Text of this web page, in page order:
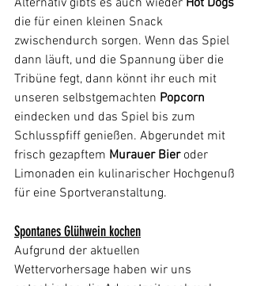
Alternativ gibts es auch wieder Hot Dogs
die für einen kleinen Snack
zwischendurch sorgen. Wenn das Spiel
dann läuft, und die Spannung über die
Tribüne fegt, dann könnt ihr euch mit
unseren selbstgemachten Popcorn
eindecken und das Spiel bis zum
Schlusspfiff genießen. Abgerundet mit
frisch gezapftem Murauer Bier oder
Limonaden ein kulinarischer Hochgenuß
für eine Sportveranstaltung.
Spontanes Glühwein kochen
Aufgrund der aktuellen
Wettervorhersage haben wir uns